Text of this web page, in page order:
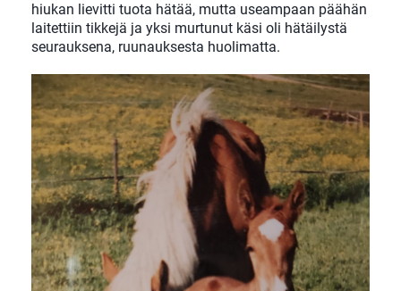
hiukan lievitti tuota hätää, mutta useampaan päähän
laitettiin tikkejä ja yksi murtunut käsi oli hätäilystä
seurauksena, ruunauksesta huolimatta.